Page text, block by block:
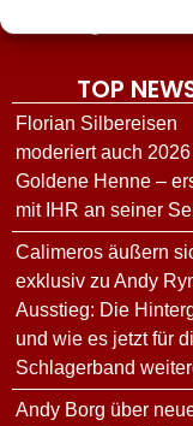
TOP
Florian Silbereisen
moderiert auch
Goldene Henne –
mit IHR an seiner
Calimeros äußern
exklusiv zu Andy
Ausstieg: Die
und wie es jetzt für
Schlagerband
Andy Borg über